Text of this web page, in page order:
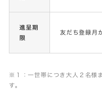
進呈期
限
友だち登録月
※１：一世帯につき大人２名様
す。